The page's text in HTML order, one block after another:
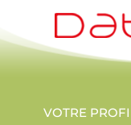
VOTRE